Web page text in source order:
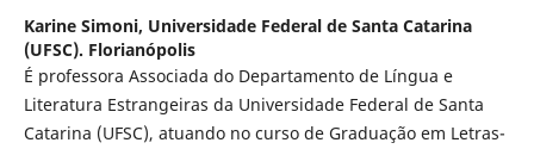
Karine Simoni, Universidade Federal de Santa Catarina
(UFSC). Florianópolis
É professora Associada do Departamento de Língua e
Literatura Estrangeiras da Universidade Federal de Santa
Catarina (UFSC), atuando no curso de Graduação em Letras-